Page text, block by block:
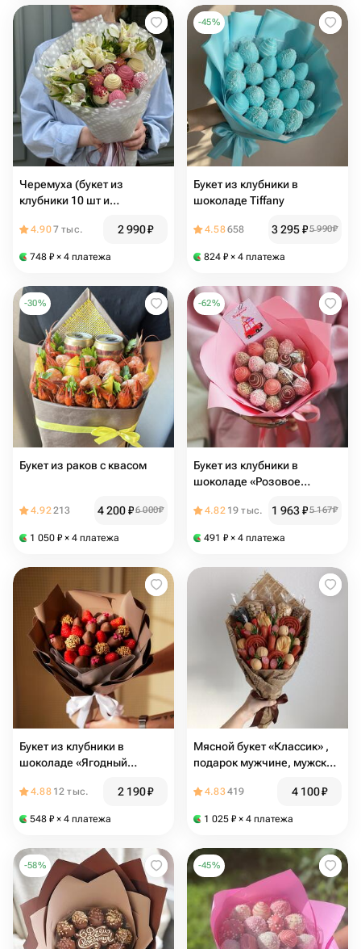
Черемуха (букет из
клубники 10 шт и
4.907 тыс. 2 990₽
748 ₽ × 4 платежа
-45%
Букет из клубники в
шоколаде Tiffany
4.58658 3 295₽5 990₽
824 ₽ × 4 платежа
-30%
Букет из раков с квасом
4.92213 4 200₽6 000₽
1 050 ₽ × 4 платежа
-62%
Букет из клубники в
шоколаде «Розовое
4.82 19 тыс. 1 963₽5 167₽
491 ₽ × 4 платежа
Букет из клубники в
шоколаде «Ягодный
4.88 12 тыс. 2 190₽
548 ₽ × 4 платежа
Мясной букет «Классик» ,
подарок мужчине, мужской
орехами
4.83419 4 100₽
1 025 ₽ × 4 платежа
-58% -45%